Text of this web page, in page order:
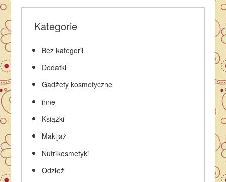
Kategorie
Bez kategorii
Dodatki
Gadżety kosmetyczne
inne
Książki
Makijaż
Nutrikosmetyki
Odzież